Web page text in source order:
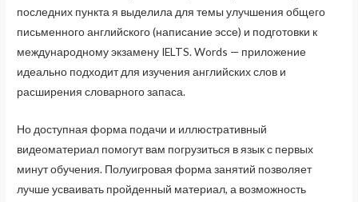
последних пункта я выделила для темы улучшения общего
письменного английского (написание эссе) и подготовки к
международному экзамену IELTS. Words — приложение
идеально подходит для изучения английских слов и
расширения словарного запаса.
Но доступная форма подачи и иллюстративный
видеоматериал помогут вам погрузиться в язык с первых
минут обучения. Полуигровая форма занятий позволяет
лучше усваивать пройденный материал, а возможность